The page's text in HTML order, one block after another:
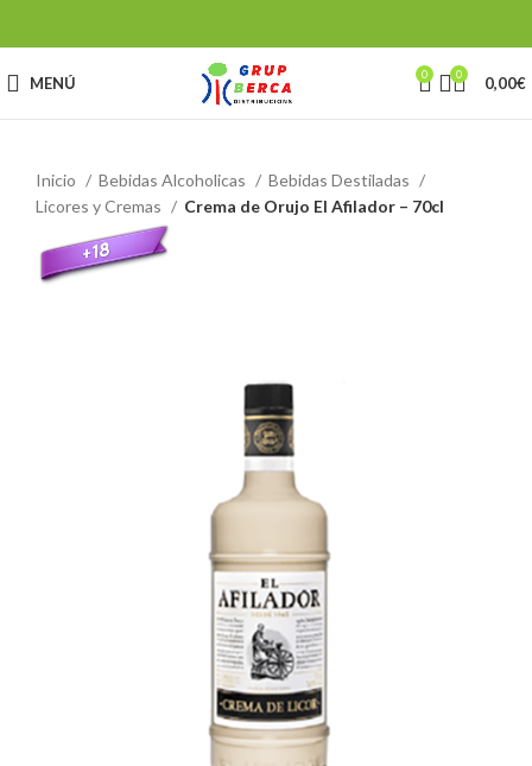
MENÚ 0 0 0,00€
Inicio Bebidas Alcoholicas
Bebidas Destiladas
Licores y Cremas
Crema de Orujo El Afilador – 70cl